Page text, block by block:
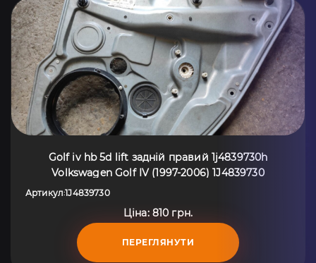
Golf iv hb 5d lift задній правий 1j4839730h
Volkswagen Golf IV (1997-2006) 1J4839730
Артикул:1J4839730
Ціна: 810 грн.
ПЕРЕГЛЯНУТИ